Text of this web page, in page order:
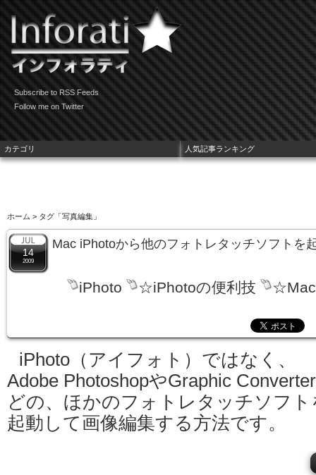
Subscribe to RSS Feeds
Follow me on Twitter
ホーム > タグ「写真編集」
14
2009
Mac iPhotoから他のフォトレタッチソフトを
iPhoto ☆iPhotoの便利技 ☆Mac
iPhoto（アイフォト）ではなく、
Adobe PhotoshopやGraphic
どの、ほかのフォトレタッチソフト
起動して画像編集する方法です。
カテゴリ 人気記事ランキング